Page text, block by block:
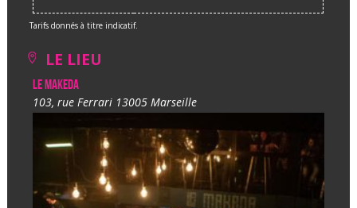
Tarifs donnés à titre indicatif.
LE LIEU
Le Makeda
103, rue Ferrari 13005 Marseille